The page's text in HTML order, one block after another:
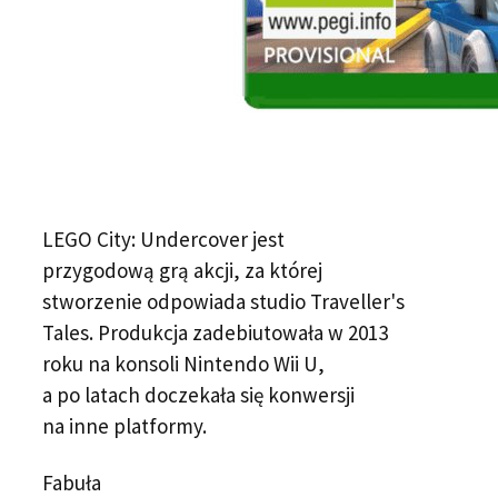
LEGO City: Undercover jest
przygodową grą akcji, za której
stworzenie odpowiada studio Traveller's
Tales. Produkcja zadebiutowała w 2013
roku na konsoli Nintendo Wii U,
a po latach doczekała się konwersji
na inne platformy.
Fabuła